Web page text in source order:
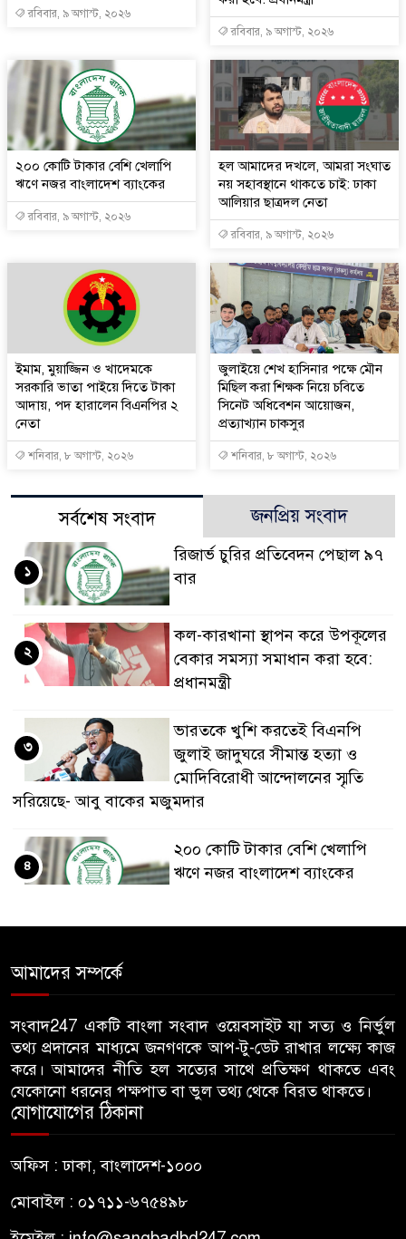
রবিবার, ৯ অগাস্ট, ২০২৬
রবিবার, ৯ অগাস্ট, ২০২৬
২০০ কোটি টাকার বেশি খেলাপি
ঋণে নজর বাংলাদেশ ব্যাংকের
রবিবার, ৯ অগাস্ট, ২০২৬
হল আমাদের দখলে, আমরা সংঘাত
নয় সহাবস্থানে থাকতে চাই: ঢাকা
আলিয়ার ছাত্রদল নেতা
রবিবার, ৯ অগাস্ট, ২০২৬
ইমাম, মুয়াজ্জিন ও খাদেমকে
সরকারি ভাতা পাইয়ে দিতে টাকা
আদায়, পদ হারালেন বিএনপির ২
নেতা
শনিবার, ৮ অগাস্ট, ২০২৬
জুলাইয়ে শেখ হাসিনার পক্ষে মৌন
মিছিল করা শিক্ষক নিয়ে চবিতে
সিনেট অধিবেশন আয়োজন,
প্রত্যাখ্যান চাকসুর
শনিবার, ৮ অগাস্ট, ২০২৬
সর্বশেষ সংবাদ জনপ্রিয় সংবাদ
রিজার্ভ চুরির প্রতিবেদন পেছাল ৯৭
বার
১
কল-কারখানা স্থাপন করে উপকূলের
বেকার সমস্যা সমাধান করা হবে:
প্রধানমন্ত্রী
২
ভারতকে খুশি করতেই বিএনপি
জুলাই জাদুঘরে সীমান্ত হত্যা ও
মোদিবিরোধী আন্দোলনের স্মৃতি
সরিয়েছে- আবু বাকের মজুমদার
৩
২০০ কোটি টাকার বেশি খেলাপি
ঋণে নজর বাংলাদেশ ব্যাংকের
৪
মাদক কারবারিদের ধরতে পুরস্কার
নয় সহাবস্থানে থাকতে চাই: ঢাকা
আলিয়ার ছাত্রদল নেতা
৬
নারী শিক্ষার্থীর অগোচরে ভিডিও
স্মারকলিপি
৭
আমাদের সম্পর্কে
সংবাদ247 একটি বাংলা সংবাদ ওয়েবসাইট যা সত্য ও নির্ভুল
তথ্য প্রদানের মাধ্যমে জনগণকে আপ-টু-ডেট রাখার লক্ষ্যে কাজ
করে। আমাদের নীতি হল সত্যের সাথে প্রতিক্ষণ থাকতে এবং
যেকোনো ধরনের পক্ষপাত বা ভুল তথ্য থেকে বিরত থাকতে।
যোগাযোগের ঠিকানা
অফিস : ঢাকা, বাংলাদেশ-১০০০
মোবাইল : ০১৭১১-৬৭৫৪৯৮